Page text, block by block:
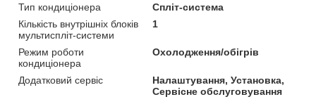
Тип кондиціонера
Спліт-система
Кількість внутрішніх блоків
мультиспліт-системи
1
Режим роботи
кондиціонера
Охолодження/обігрів
Додатковий сервіс
Налаштування, Установка,
Сервісне обслуговування